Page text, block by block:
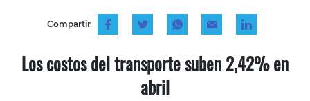
Compartir
Los costos del transporte suben 2,42% en
abril